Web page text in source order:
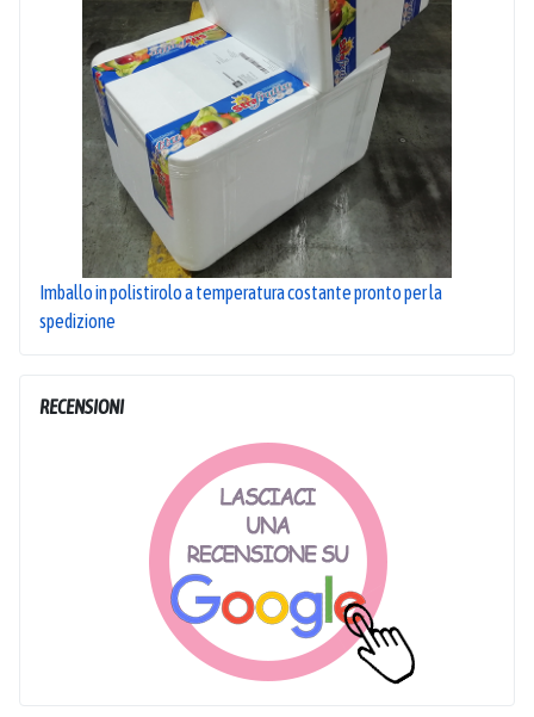
Imballo in polistirolo a temperatura costante pronto per la
spedizione
RECENSIONI